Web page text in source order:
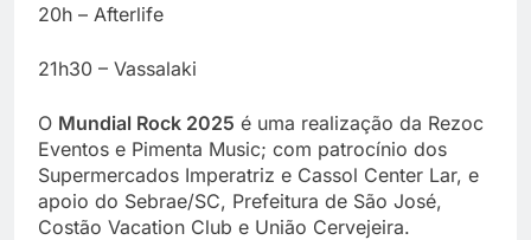
20h – Afterlife
21h30 – Vassalaki
O Mundial Rock 2025 é uma realização da Rezoc
Eventos e Pimenta Music; com patrocínio dos
Supermercados Imperatriz e Cassol Center Lar, e
apoio do Sebrae/SC, Prefeitura de São José,
Costão Vacation Club e União Cervejeira.